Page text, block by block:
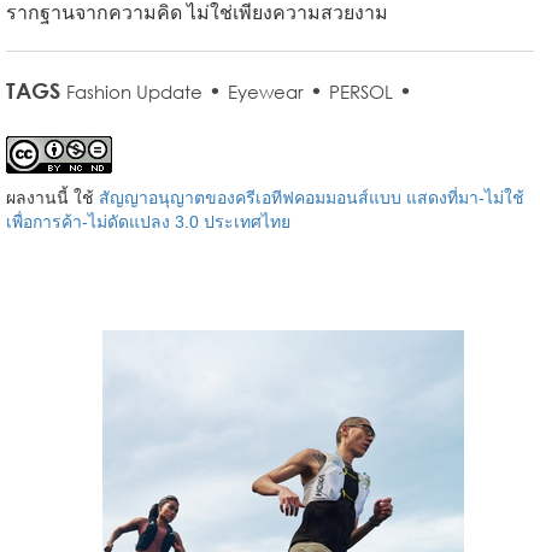
รากฐานจากความคิด ไม่ใช่เพียงความสวยงาม
TAGS Fashion Update • Eyewear • PERSOL •
ผลงานนี้ ใช้ สัญญาอนุญาตของครีเอทีฟคอมมอนส์แบบ แสดงที่มา-ไม่ใช้
เพื่อการค้า-ไม่ดัดแปลง 3.0 ประเทศไทย